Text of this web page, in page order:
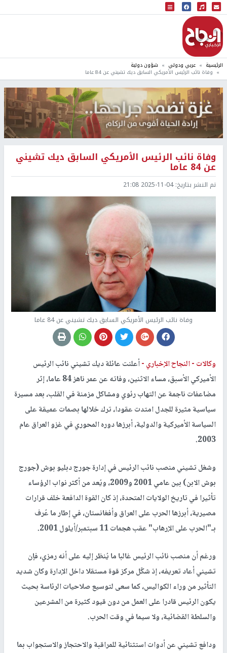
البث المباشر
إذاعة النجاح
الرئيسية عربي ودولي شؤون دولية
وفاة نائب الرئيس الأمريكي السابق ديك تشيني عن 84 عاما
وفاة نائب الرئيس الأمريكي السابق ديك تشيني
عن 84 عاما
تم النشر بتاريخ:2025-11-04 21:08
وفاة نائب الرئيس الأمريكي السابق ديك تشيني عن 84 عاما
وكالات -النجاح الإخباري -أعلنت عائلة ديك تشيني نائب الرئيس
الأميركي الأسبق، مساء الاثنين، وفاته عن عمر ناهز 84 عاما، إثر
مضاعفات ناجمة عن التهاب رئوي ومشاكل مزمنة في القلب، بعد مسيرة
سياسية مثيرة للجدل امتدت عقودا، ترك خلالها بصمات عميقة على
السياسة الأميركية والدولية، أبرزها دوره المحوري في غزو العراق عام
2003.
وشغل تشيني منصب نائب الرئيس في إدارة جورج دبليو بوش (جورج
بوش الابن) بين عامي 2001 و2009، ويُعد من أكثر نواب الرؤساء
تأثيرا في تاريخ الولايات المتحدة، إذ كان القوة الدافعة خلف قرارات
مصيرية، أبرزها الحرب على العراق وأفغانستان، في إطار ما عُرف
بـ"الحرب على الإرهاب" عقب هجمات 11 سبتمبر/أيلول 2001.
ورغم أن منصب نائب الرئيس غالبا ما يُنظر إليه على أنه رمزي، فإن
تشيني أعاد تعريفه، إذ شكّل مركز قوة مستقلا داخل الإدارة وكان شديد
التأثير من وراء الكواليس، كما سعى لتوسيع صلاحيات الرئاسة بحيث
يكون الرئيس قادرا على العمل من دون قيود كثيرة من المشرعين
والسلطة القضائية، ولا سيما في وقت الحرب.
ودافع تشيني عن أدوات استثنائية للمراقبة والاحتجاز والاستجواب بما